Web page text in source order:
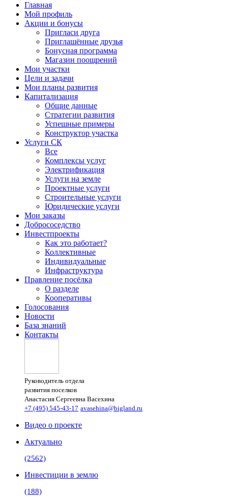
Главная
Мой профиль
Акции и бонусы
Пригласи друга
Приглашённые друзья
Бонусная программа
Магазин поощрений
Мои участки
Цели и задачи
Мои планы развития
Капитализация
Общие данные
Стратегии развития
Успешные примеры
Конструктор участка
Услуги СК
Все
Комплексы услуг
Электрификация
Услуги на земле
Проектные услуги
Строительные услуги
Юридические услуги
Мои заказы
Добрососедство
Инвестпроекты
Как это работает?
Коллективные
Индивидуальные
Инфраструктура
Правление посёлка
О разделе
Кооперативы
Голосования
Новости
База знаний
Контакты
Руководитель отдела
развития поселков
Анастасия Сергеевна Васехина
+7 (495) 545-43-17 avasehina@bigland.ru
Видео о проекте
Актуально
(2562)
Инвестиции в землю
(188)